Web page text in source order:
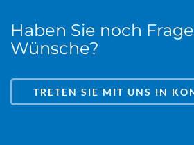
Haben Sie noch
Wünsche?
TRETEN SIE MIT UNS IN